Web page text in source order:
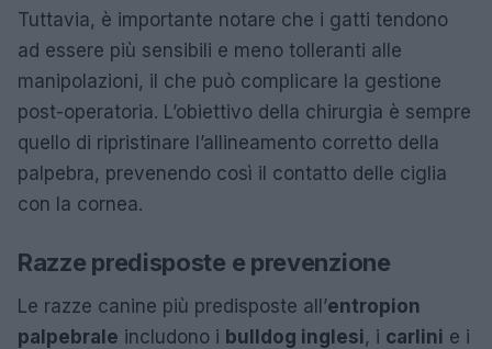
Tuttavia, è importante notare che i gatti tendono
ad essere più sensibili e meno tolleranti alle
manipolazioni, il che può complicare la gestione
post-operatoria. L’obiettivo della chirurgia è sempre
quello di ripristinare l’allineamento corretto della
palpebra, prevenendo così il contatto delle ciglia
con la cornea.
Razze predisposte e prevenzione
Le razze canine più predisposte all’entropion
palpebrale includono i bulldog inglesi, i carlini e i